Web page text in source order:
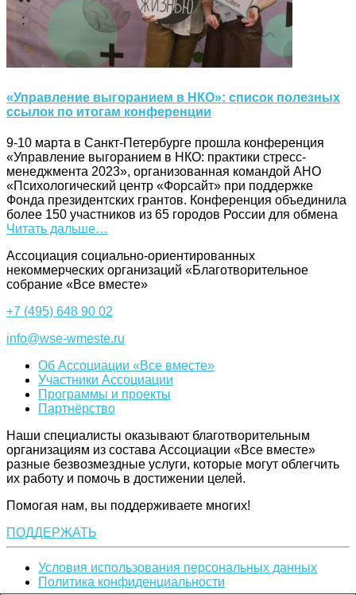
«Управление выгоранием в НКО»: список полезных
ссылок по итогам конференции
9-10 марта в Санкт-Петербурге прошла конференция
«Управление выгоранием в НКО: практики стресс-
менеджмента 2023», организованная командой АНО
«Психологический центр «Форсайт» при поддержке
Фонда президентских грантов. Конференция объединила
более 150 участников из 65 городов России для обмена
Читать дальше…
Ассоциация cоциально-ориентированных
некоммерческих организаций «Благотворительное
собрание «Все вместе»
+7 (495) 648 90 02
info@wse-wmeste.ru
Об Ассоциации «Все вместе»
Участники Ассоциации
Программы и проекты
Партнёрство
Наши специалисты оказывают благотворительным
организациям из состава Ассоциации «Все вместе»
разные безвозмездные услуги, которые могут облегчить
их работу и помочь в достижении целей.
Помогая нам, вы поддерживаете многих!
ПОДДЕРЖАТЬ
Условия использования персональных данных
Политика конфиденциальности